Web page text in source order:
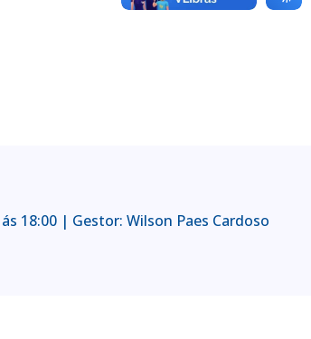
18:00 | Gestor: Wilson Paes Cardoso